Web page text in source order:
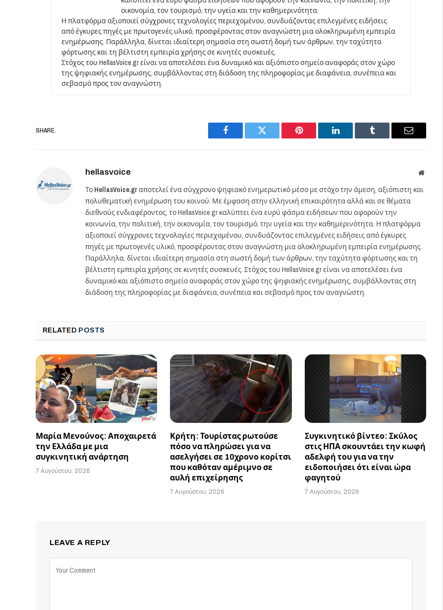
οικονομία, τον τουρισμό, την υγεία και την καθημερινότητα.
Η πλατφόρμα αξιοποιεί σύγχρονες τεχνολογίες περιεχομένου, συνδυάζοντας επιλεγμένες ειδήσεις
από έγκυρες πηγές με πρωτογενές υλικό, προσφέροντας στον αναγνώστη μια ολοκληρωμένη εμπειρία
ενημέρωσης. Παράλληλα, δίνεται ιδιαίτερη σημασία στη σωστή δομή των άρθρων, την ταχύτητα
φόρτωσης και τη βέλτιστη εμπειρία χρήσης σε κινητές συσκευές.
Στόχος του HellasVoice.gr είναι να αποτελέσει ένα δυναμικό και αξιόπιστο σημείο αναφοράς στον χώρο
της ψηφιακής ενημέρωσης, συμβάλλοντας στη διάδοση της πληροφορίας με διαφάνεια, συνέπεια και
σεβασμό προς τον αναγνώστη.
SHARE.
Facebook Twitter Pinterest LinkedIn Tumblr Email
hellasvoice Website
Το HellasVoice.grαποτελεί ένα σύγχρονο ψηφιακό ενημερωτικό μέσο με στόχο την άμεση, αξιόπιστη και
πολυθεματική ενημέρωση του κοινού. Με έμφαση στην ελληνική επικαιρότητα αλλά και σε θέματα
διεθνούς ενδιαφέροντος, το HellasVoice.gr καλύπτει ένα ευρύ φάσμα ειδήσεων που αφορούν την
κοινωνία, την πολιτική, την οικονομία, τον τουρισμό, την υγεία και την καθημερινότητα. Η πλατφόρμα
αξιοποιεί σύγχρονες τεχνολογίες περιεχομένου, συνδυάζοντας επιλεγμένες ειδήσεις από έγκυρες
πηγές με πρωτογενές υλικό, προσφέροντας στον αναγνώστη μια ολοκληρωμένη εμπειρία ενημέρωσης.
Παράλληλα, δίνεται ιδιαίτερη σημασία στη σωστή δομή των άρθρων, την ταχύτητα φόρτωσης και τη
βέλτιστη εμπειρία χρήσης σε κινητές συσκευές. Στόχος του HellasVoice.gr είναι να αποτελέσει ένα
δυναμικό και αξιόπιστο σημείο αναφοράς στον χώρο της ψηφιακής ενημέρωσης, συμβάλλοντας στη
διάδοση της πληροφορίας με διαφάνεια, συνέπεια και σεβασμό προς τον αναγνώστη.
RELATED POSTS
Μαρία Μενούνος: Αποχαιρετά
την Ελλάδα με μια
συγκινητική ανάρτηση
7 Αυγούστου, 2026
Κρήτη: Τουρίστας ρωτούσε
πόσο να πληρώσει για να
ασελγήσει σε 10χρονο κορίτσι
που καθόταν αμέριμνο σε
αυλή επιχείρησης
7 Αυγούστου, 2026
Συγκινητικό βίντεο: Σκύλος
στις ΗΠΑ σκουντάει την κωφή
αδελφή του για να την
ειδοποιήσει ότι είναι ώρα
φαγητού
7 Αυγούστου, 2026
LEAVE A REPLY